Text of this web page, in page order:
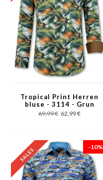
Tropical Print Herren
bluse - 3114 - Grun
69,99 € 62,99 €
-10%